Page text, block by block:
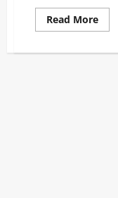
Read MoreRead
more
Tak